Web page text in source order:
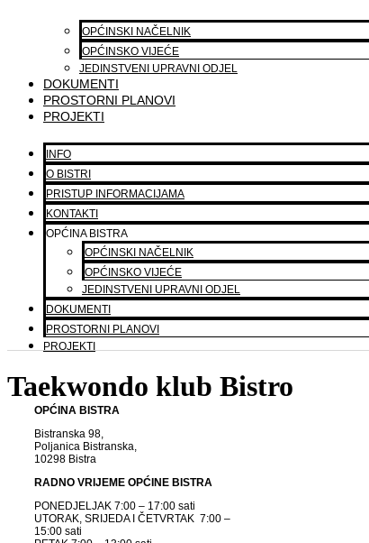
OPĆINSKI NAČELNIK
OPĆINSKO VIJEĆE
JEDINSTVENI UPRAVNI ODJEL
DOKUMENTI
PROSTORNI PLANOVI
PROJEKTI
INFO
O BISTRI
PRISTUP INFORMACIJAMA
KONTAKTI
OPĆINA BISTRA
OPĆINSKI NAČELNIK
OPĆINSKO VIJEĆE
JEDINSTVENI UPRAVNI ODJEL
DOKUMENTI
PROSTORNI PLANOVI
PROJEKTI
Taekwondo klub Bistro
OPĆINA BISTRA
Bistranska 98,
Poljanica Bistranska,
10298 Bistra
RADNO VRIJEME OPĆINE BISTRA
PONEDJELJAK 7:00 – 17:00 sati
UTORAK, SRIJEDA I ČETVRTAK 7:00 –
15:00 sati